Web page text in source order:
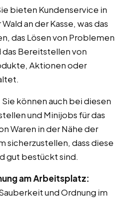
bieten Kundenservice in
an der Kasse, was das
das Lösen von Problemen
das Bereitstellen von
Aktionen oder
Sie können auch bei diesen
und Minijobs für das
Waren in der Nähe der
sicherzustellen, dass diese
gut bestückt sind.
am Arbeitsplatz:
und Ordnung im